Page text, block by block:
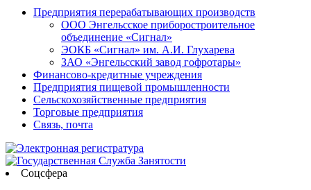
Предприятия перерабатывающих производств
ООО Энгельсское приборостроительное
объединение «Сигнал»
ЭОКБ «Сигнал» им. А.И. Глухарева
ЗАО «Энгельсский завод гофротары»
Финансово-кредитные учреждения
Предприятия пищевой промышленности
Сельскохозяйственные предприятия
Торговые предприятия
Связь, почта
Соцсфера